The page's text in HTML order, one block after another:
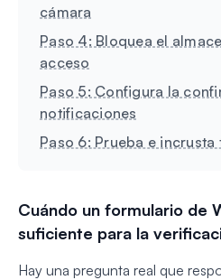
cámara
Paso 4: Bloquea el
acceso
Paso 5: Configura la
notificaciones
Paso 6: Prueba e
Cuándo un formulario de
suficiente para la
Hay una pregunta real que